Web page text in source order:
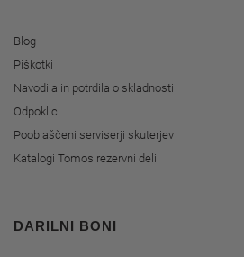
Blog
Piškotki
Navodila in potrdila o skladnosti
Odpoklici
Pooblaščeni serviserji skuterjev
Katalogi Tomos rezervni deli
DARILNI BONI